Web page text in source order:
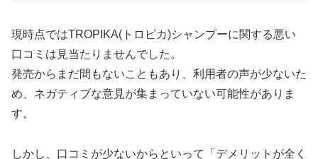
現時点ではTROPIKA(トロピカ)シャンプーに関する悪い
口コミは見当たりませんでした。
発売からまだ間もないこともあり、利用者の声が少ないた
め、ネガティブな意見が集まっていない可能性がありま
す。
しかし、口コミが少ないからといって「デメリットが全く